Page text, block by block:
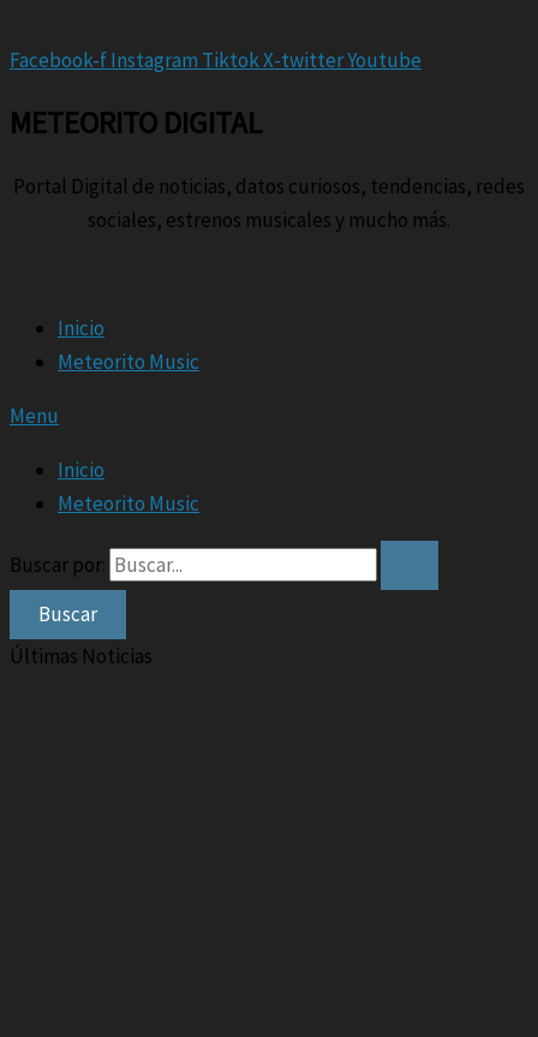
Facebook-fInstagram TiktokX-twitterYoutube
METEORITO DIGITAL
Portal Digital de noticias, datos curiosos, tendencias, redes
sociales, estrenos musicales y mucho más.
Inicio
Meteorito Music
Menu
Inicio
Meteorito Music
Buscar por:
Últimas Noticias